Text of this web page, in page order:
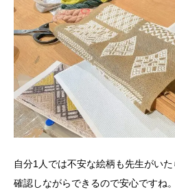
自分1人では不安な絵柄も先生がい
確認しながらできるので安心ですね。